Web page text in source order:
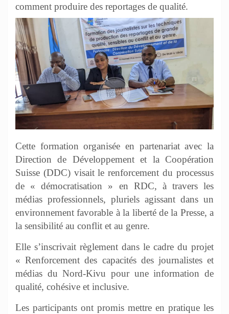
comment produire des reportages de qualité.
Cette formation organisée en partenariat avec la
Direction de Développement et la Coopération
Suisse (DDC) visait le renforcement du processus
de « démocratisation » en RDC, à travers les
médias professionnels, pluriels agissant dans un
environnement favorable à la liberté de la Presse, a
la sensibilité au conflit et au genre.
Elle s’inscrivait règlement dans le cadre du projet
« Renforcement des capacités des journalistes et
médias du Nord-Kivu pour une information de
qualité, cohésive et inclusive.
Les participants ont promis mettre en pratique les